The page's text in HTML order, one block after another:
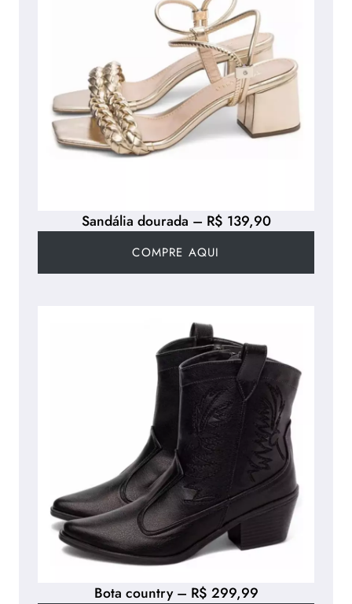
Sandália dourada – R$ 139,90
COMPRE AQUI
Bota country – R$ 299,99